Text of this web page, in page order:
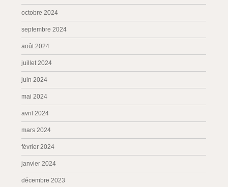
octobre 2024
septembre 2024
août 2024
juillet 2024
juin 2024
mai 2024
avril 2024
mars 2024
février 2024
janvier 2024
décembre 2023